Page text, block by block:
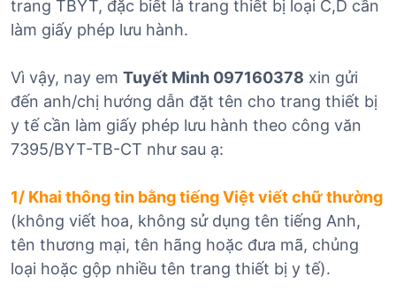
trang TBYT, đặc biết là trang thiết bị loại C,D cần
làm giấy phép lưu hành.
Vì vậy, nay em Tuyết Minh 097160378 xin gửi
đến anh/chị hướng dẫn đặt tên cho trang thiết bị
y tế cần làm giấy phép lưu hành theo công văn
7395/BYT-TB-CT như sau ạ:
1/ Khai thông tin bằng tiếng Việt viết chữ thường
(không viết hoa, không sử dụng tên tiếng Anh,
tên thương mại, tên hãng hoặc đưa mã, chủng
loại hoặc gộp nhiều tên trang thiết bị y tế).